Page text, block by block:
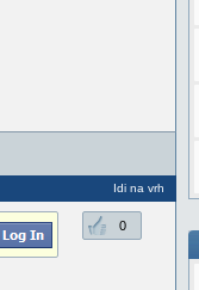
Idi na vrh
0